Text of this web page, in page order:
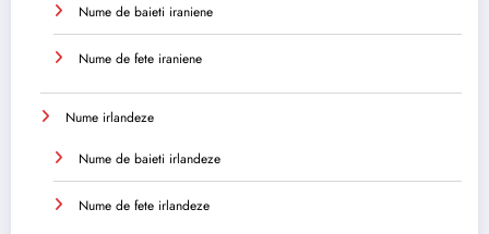
Nume de baieti iraniene
Nume de fete iraniene
Nume irlandeze
Nume de baieti irlandeze
Nume de fete irlandeze